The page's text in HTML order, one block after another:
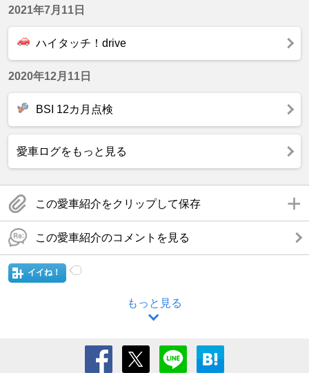
2021年7月11日
ハイタッチ！drive
2020年12月11日
BSI 12カ月点検
愛車ログをもっと見る
この愛車紹介をクリップして保存
この愛車紹介のコメントを見る
イイね！
もっと見る